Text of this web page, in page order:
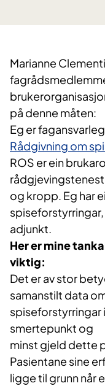
Marianne
på denne måten:
Eg er
Rådgivning om
ROS er ein
og kropp. Eg har
adjunkt.
Her er mine
viktig:
Det er av stor
samanstilt data
spiseforstyrringar
smertepunkt og
minst gjeld dette
Pasientane sine
ligge til grunn når